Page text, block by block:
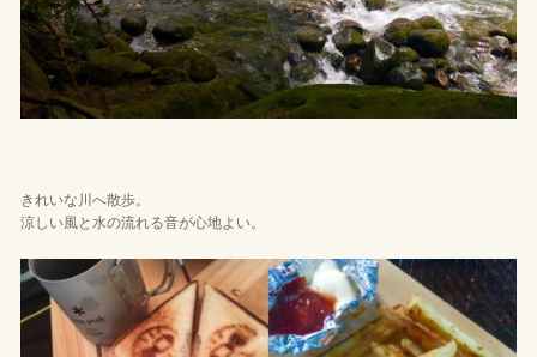
きれいな川へ散歩。
涼しい風と水の流れる音が心地よい。